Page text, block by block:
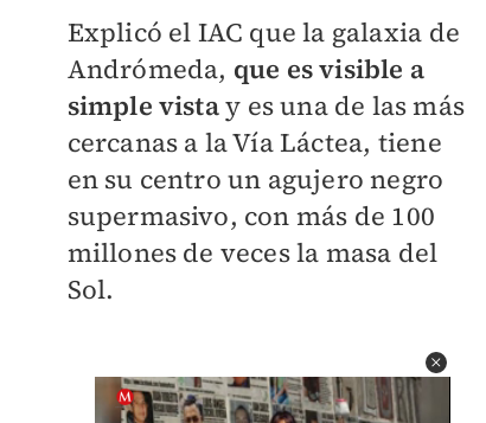
Explicó el IAC que la galaxia de
Andrómeda, que es visible a
simple vistay es una de las más
cercanas a la Vía Láctea, tiene
en su centro un agujero negro
supermasivo, con más de 100
millones de veces la masa del
Sol.